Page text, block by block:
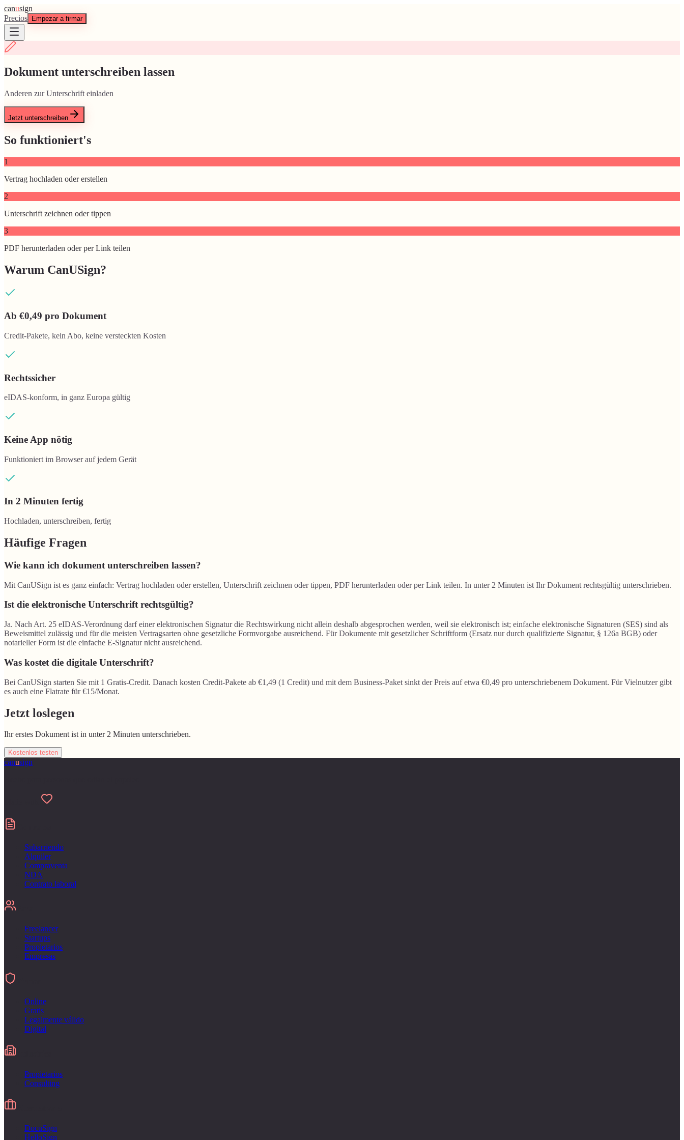
canusign
Precios
Empezar a firmar
Dokument unterschreiben lassen
Anderen zur Unterschrift einladen
Jetzt unterschreiben
So funktioniert's
1
Vertrag hochladen oder erstellen
2
Unterschrift zeichnen oder tippen
3
PDF herunterladen oder per Link teilen
Warum CanUSign?
Ab €0,49 pro Dokument
Credit-Pakete, kein Abo, keine versteckten Kosten
Rechtssicher
eIDAS-konform, in ganz Europa gültig
Keine App nötig
Funktioniert im Browser auf jedem Gerät
In 2 Minuten fertig
Hochladen, unterschreiben, fertig
Häufige Fragen
Wie kann ich dokument unterschreiben lassen?
Mit CanUSign ist es ganz einfach: Vertrag hochladen oder erstellen, Unterschrift zeichnen oder tippen, PDF herunterladen oder per Link teilen. In unter 2 Minuten ist Ihr Dokument rechtsgültig unterschrieben.
Ist die elektronische Unterschrift rechtsgültig?
Ja. Nach Art. 25 eIDAS-Verordnung darf einer elektronischen Signatur die Rechtswirkung nicht allein deshalb abgesprochen werden, weil sie elektronisch ist; einfache elektronische Signaturen (SES) sind als
Beweismittel zulässig und für die meisten Vertragsarten ohne gesetzliche Formvorgabe ausreichend. Für Dokumente mit gesetzlicher Schriftform (Ersatz nur durch qualifizierte Signatur, § 126a BGB) oder
notarieller Form ist die einfache E-Signatur nicht ausreichend.
Was kostet die digitale Unterschrift?
Bei CanUSign starten Sie mit 1 Gratis-Credit. Danach kosten Credit-Pakete ab €1,49 (1 Credit) und mit dem Business-Paket sinkt der Preis auf etwa €0,49 pro unterschriebenem Dokument. Für Vielnutzer gibt
es auch eine Flatrate für €15/Monat.
Jetzt loslegen
Ihr erstes Dokument ist in unter 2 Minuten unterschrieben.
Kostenlos testen
canusign
Subarriendo
Alquiler
Compraventa
NDA
Contrato laboral
Freelancer
Startups
Propietarios
Empresas
Online
Gratis
Legalmente válido
Digital
Propietarios
Consulting
DocuSign
HelloSign